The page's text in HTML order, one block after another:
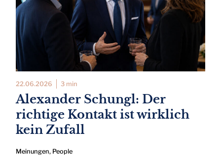
22.06.2026 3 min
Alexander Schungl: Der
richtige Kontakt ist wirklich
kein Zufall
Meinungen, People